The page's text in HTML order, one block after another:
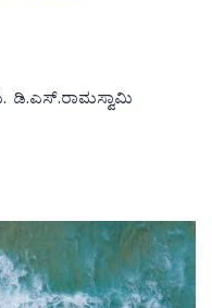
ಡಿ.ಎಸ್.ರಾಮಸ್ವಾಮಿ